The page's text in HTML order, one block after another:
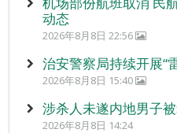
动态
2026年8月8日 22:56
治安警察局持续开展“
2026年8月8日 15:40
涉杀人未遂内地男子
2026年8月8日 14:24